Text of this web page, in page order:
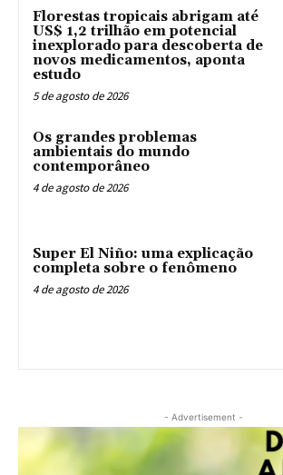
Florestas tropicais abrigam até
US$ 1,2 trilhão em potencial
inexplorado para descoberta de
novos medicamentos, aponta
estudo
5 de agosto de 2026
Os grandes problemas
ambientais do mundo
contemporâneo
4 de agosto de 2026
Super El Niño: uma explicação
completa sobre o fenômeno
4 de agosto de 2026
- Advertisement -